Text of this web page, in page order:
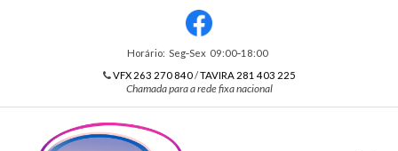
Horário: Seg‑Sex 09:00‑18:00
VFX 263 270 840/TAVIRA 281 403 225
Chamada para a rede fixa nacional